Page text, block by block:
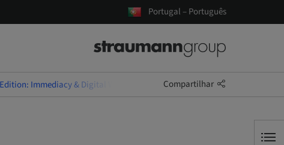
Portugal – Português
Immediacy & Digital Workflow - Implantology & Action: Deine
Compartilhar